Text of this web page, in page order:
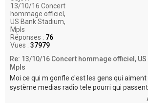
13/10/16 Concert
hommage officiel,
US Bank Stadium,
Mpls
Réponses : 76
Vues : 37979
Re: 13/10/16 Concert hommage officiel,
Mpls
Moi ce qui m gonfle c'est les gens qui
système medias radio tele pourri qui